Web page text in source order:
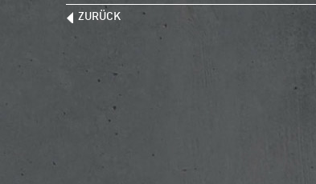
ZURÜCK